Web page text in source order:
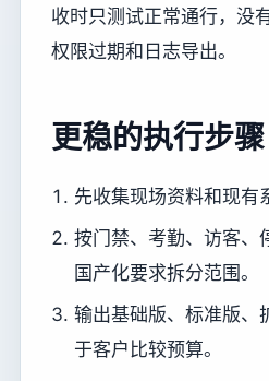
收时只测试正常通行，没
权限过期和日志导出。
更稳的执行步骤
先收集现场资料和现有
按门禁、考勤、访客、
国产化要求拆分范围。
输出基础版、标准版、
于客户比较预算。